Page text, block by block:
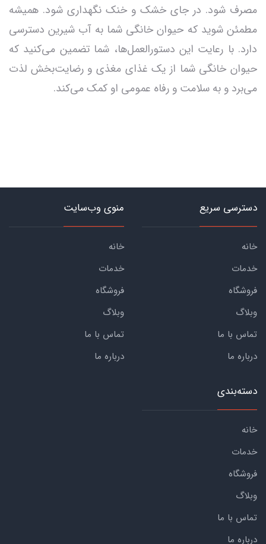
مصرف شود. در جای خشک و خنک نگهداری شود. همیشه
مطمئن شوید که حیوان خانگی شما به آب شیرین دسترسی
دارد. با رعایت این دستورالعمل‌ها، شما تضمین می‌کنید که
حیوان خانگی شما از یک غذای مغذی و رضایت‌بخش لذت
می‌برد و به سلامت و رفاه عمومی او کمک می‌کند.
دسترسی سریع
خانه
خدمات
فروشگاه
وبلاگ
تماس با ما
درباره ما
منوی وب‌سایت
خانه
خدمات
فروشگاه
وبلاگ
تماس با ما
درباره ما
دسته‌بندی
خانه
خدمات
فروشگاه
وبلاگ
تماس با ما
درباره ما